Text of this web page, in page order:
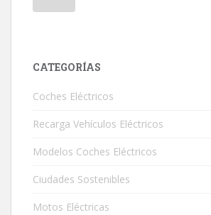
CATEGORÍAS
Coches Eléctricos
Recarga Vehículos Eléctricos
Modelos Coches Eléctricos
Ciudades Sostenibles
Motos Eléctricas